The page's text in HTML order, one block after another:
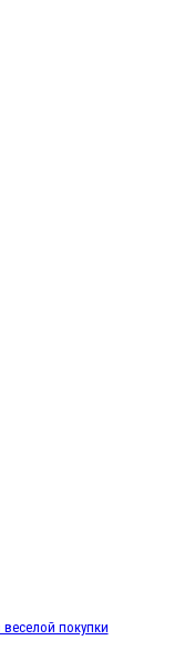
веселой покупки